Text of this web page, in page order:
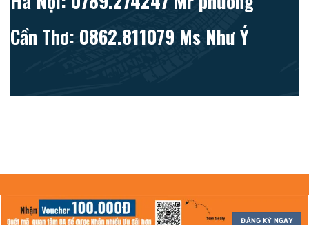
Cần Thơ: 0862.811079 Ms Như Ý
ĐĂNG KÝ NGAY